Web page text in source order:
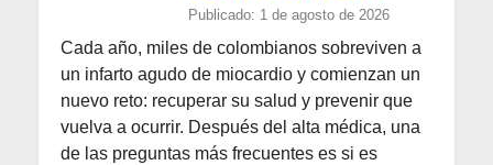
Publicado: 1 de agosto de 2026
Cada año, miles de colombianos sobreviven a
un infarto agudo de miocardio y comienzan un
nuevo reto: recuperar su salud y prevenir que
vuelva a ocurrir. Después del alta médica, una
de las preguntas más frecuentes es si es